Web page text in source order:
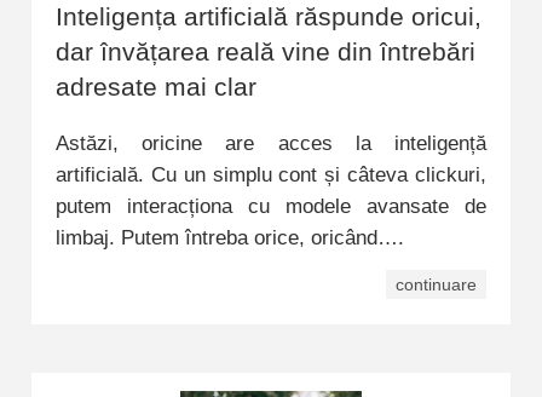
Inteligența artificială răspunde oricui,
dar învățarea reală vine din întrebări
adresate mai clar
Astăzi, oricine are acces la inteligență
artificială. Cu un simplu cont și câteva clickuri,
putem interacționa cu modele avansate de
limbaj. Putem întreba orice, oricând….
continuare